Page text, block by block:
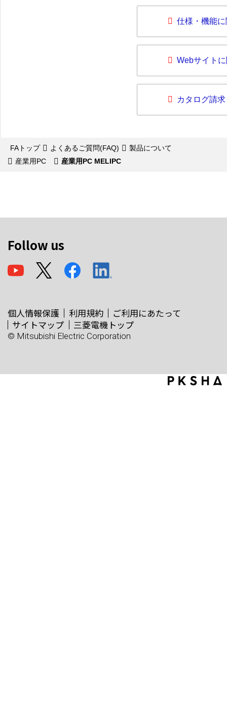
仕様・機能
Webサイト
カタログ請求
FAトップ よくあるご質問(FAQ)
製品について
産業用PC
産業用PC MELIPC
Follow us
個人情報保護 利用規約
ご利用にあたって
サイトマップ
三菱電機トップ
© Mitsubishi Electric Corporation